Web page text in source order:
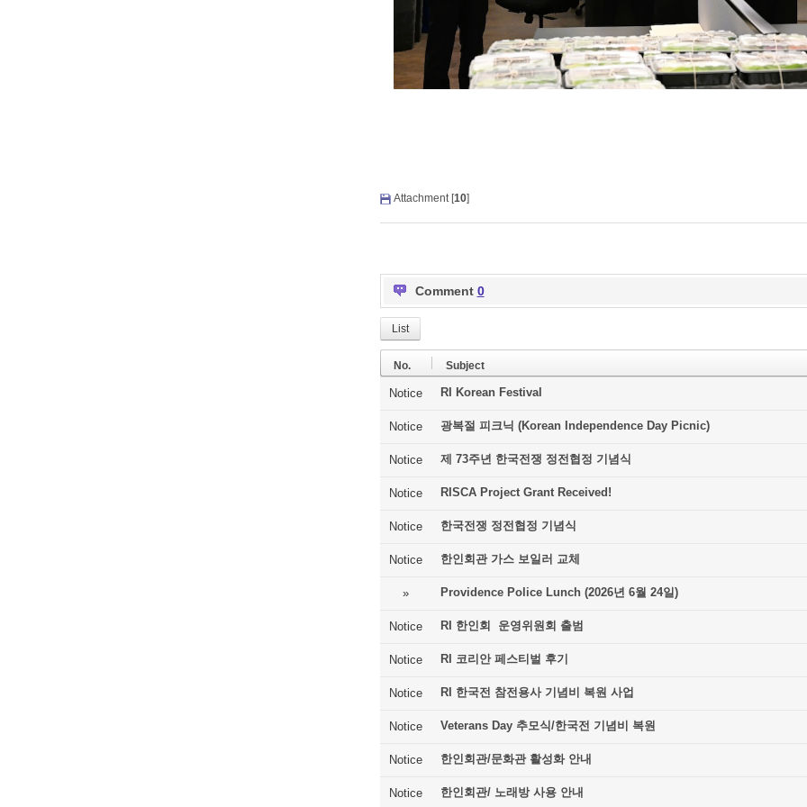
Attachment [10]
Comment 0
List
No. Subject
Notice RI Korean Festival
Notice 광복절 피크닉 (Korean Independence Day Picnic)
Notice 제 73주년 한국전쟁 정전협정 기념식
Notice RISCA Project Grant Received!
Notice 한국전쟁 정전협정 기념식
Notice 한인회관 가스 보일러 교체
» Providence Police Lunch (2026년 6월 24일)
Notice RI 한인회 운영위원회 출범
Notice RI 코리안 페스티벌 후기
Notice RI 한국전 참전용사 기념비 복원 사업
Notice Veterans Day 추모식/한국전 기념비 복원
Notice 한인회관/문화관 활성화 안내
Notice 한인회관/ 노래방 사용 안내